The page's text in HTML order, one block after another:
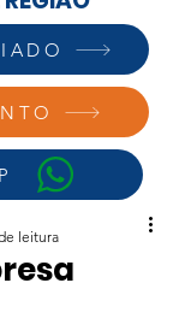
leitura